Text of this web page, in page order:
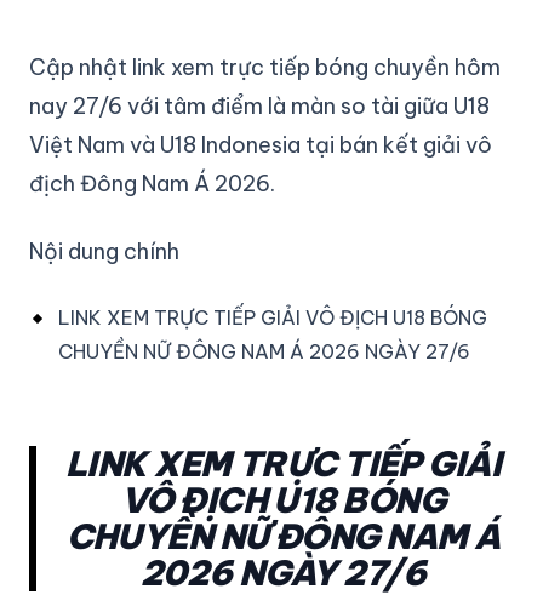
Cập nhật link xem trực tiếp bóng chuyền hôm
nay 27/6 với tâm điểm là màn so tài giữa U18
Việt Nam và U18 Indonesia tại bán kết giải vô
địch Đông Nam Á 2026.
Nội dung chính
LINK XEM TRỰC TIẾP GIẢI VÔ ĐỊCH U18 BÓNG
CHUYỀN NỮ ĐÔNG NAM Á 2026 NGÀY 27/6
LINK XEM TRỰC TIẾP GIẢI
VÔ ĐỊCH U18 BÓNG
CHUYỀN NỮ ĐÔNG NAM Á
2026 NGÀY 27/6